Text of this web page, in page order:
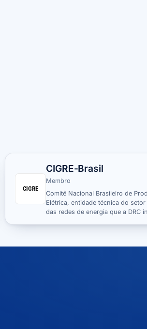
CIGRE
CIGRE-Brasil
Membro
Comitê Nacional Brasileiro de
Elétrica, entidade técnica do
das redes de energia que a DRC